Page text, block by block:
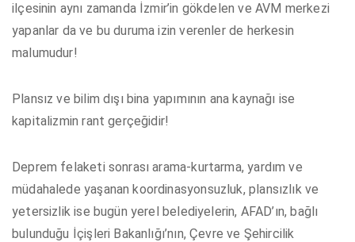
ilçesinin aynı zamanda İzmir’in gökdelen ve AVM merkezi
yapanlar da ve bu duruma izin verenler de herkesin
malumudur!
Plansız ve bilim dışı bina yapımının ana kaynağı ise
kapitalizmin rant gerçeğidir!
Deprem felaketi sonrası arama-kurtarma, yardım ve
müdahalede yaşanan koordinasyonsuzluk, plansızlık ve
yetersizlik ise bugün yerel belediyelerin, AFAD’ın, bağlı
bulunduğu İçişleri Bakanlığı’nın, Çevre ve Şehircilik